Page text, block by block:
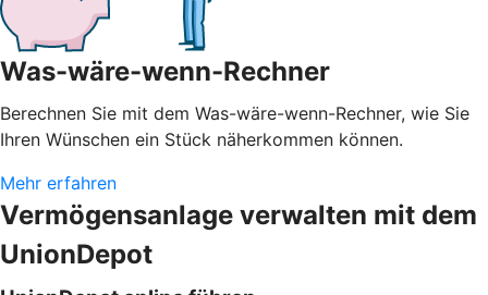
Was-wäre-wenn-Rechner
Berechnen Sie mit dem Was-wäre-wenn-Rechner, wie Sie
Ihren Wünschen ein Stück näherkommen können.
Mehr erfahren
Vermögensanlage verwalten mit dem
UnionDepot